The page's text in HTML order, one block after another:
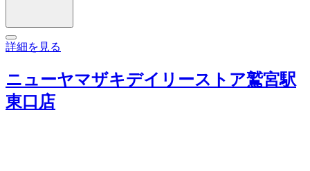
詳細を見る
ニューヤマザキデイリーストア鷲宮駅
東口店